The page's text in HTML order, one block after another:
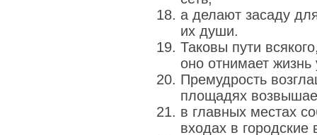
а делают засаду
их души.
Таковы пути
оно отнимает
Премудрость
площадях
в главных местах
входах в городские